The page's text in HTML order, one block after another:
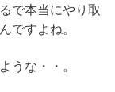
で本当にやり取
ですよね。
うな・・。